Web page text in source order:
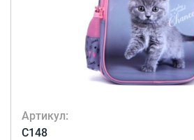
Артикул:
C148